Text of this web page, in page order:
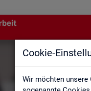
Cookie-
Wir möchten unsere